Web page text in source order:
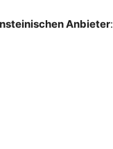
Anbieter: